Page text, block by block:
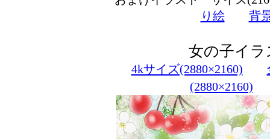
り絵
背
女の子イ
4kサイズ(2880×2160)
(2880×2160)